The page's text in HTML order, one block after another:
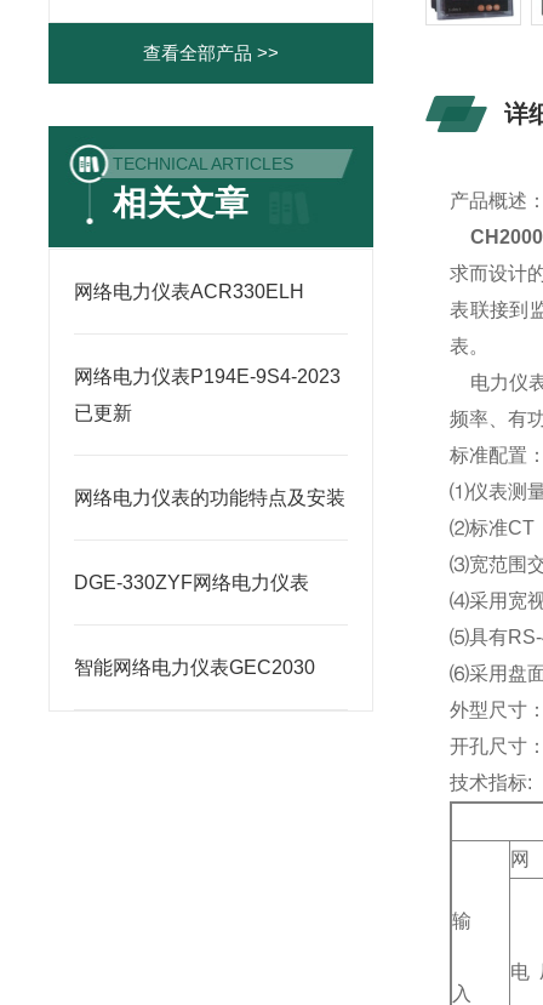
查看全部产品 >>
TECHNICAL ARTICLES
相关文章
网络电力仪表ACR330ELH
网络电力仪表P194E-9S4-2023
已更新
网络电力仪表的功能特点及安装
DGE-330ZYF网络电力仪表
智能网络电力仪表GEC2030
详
产品概述
求而设计
表联接到
表。
电力仪
频率、有
标准配
⑴仪表测
⑵标准CT
⑶宽范围
⑷采用宽
⑸具有
⑹采用盘
外型尺寸
开孔尺寸
技术指标:
输
入
网
电